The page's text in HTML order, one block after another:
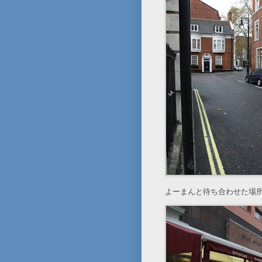
よーまんと待ち合わせた場